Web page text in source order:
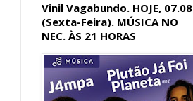
Vinil Vagabundo. HOJE, 07.08
(Sexta-Feira). MÚSICA NO
NEC. ÀS 21 HORAS